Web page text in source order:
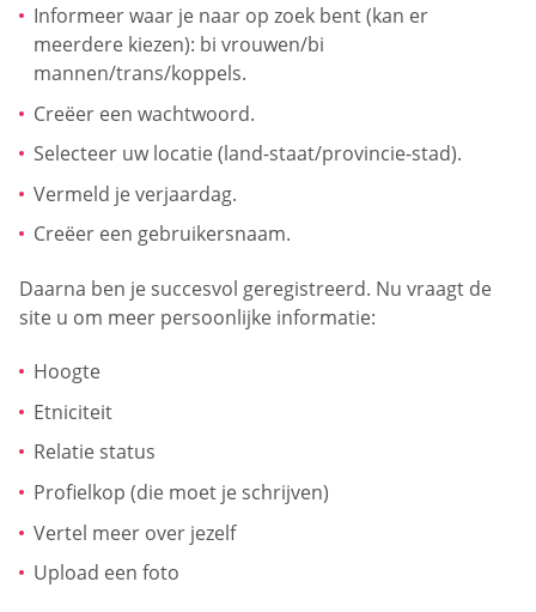
Informeer waar je naar op zoek bent (kan er
meerdere kiezen): bi vrouwen/bi
mannen/trans/koppels.
Creëer een wachtwoord.
Selecteer uw locatie (land-staat/provincie-stad).
Vermeld je verjaardag.
Creëer een gebruikersnaam.
Daarna ben je succesvol geregistreerd. Nu vraagt de
site u om meer persoonlijke informatie:
Hoogte
Etniciteit
Relatie status
Profielkop (die moet je schrijven)
Vertel meer over jezelf
Upload een foto